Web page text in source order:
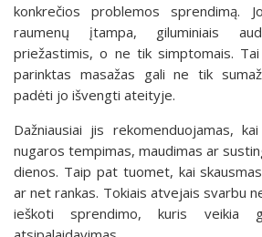
konkrečios problemos sprendimą.
raumenų įtampa, giluminiais
priežastimis, o ne tik simptomais.
parinktas masažas gali ne tik
padėti jo išvengti ateityje.
Dažniausiai jis rekomenduojamas,
nugaros tempimas, maudimas ar
dienos. Taip pat tuomet, kai
ar net rankas. Tokiais atvejais svarbu
ieškoti sprendimo, kuris veikia